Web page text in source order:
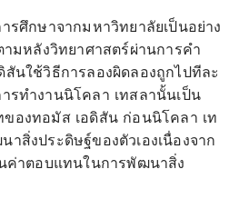
รศึกษาจากมหาวิทยาลัยเป็นอย่าง
ามหลังวิทยาศาสตร์ผ่านการคำ
นใช้วิธีการลองผิดลองถูกไปทีละ
รทำงานนิโคลา เทสลานั้นเป็น
องทอมัส เอดิสัน ก่อนนิโคลา เท
สิ่งประดิษฐ์ของตัวเองเนื่องจาก
ค่าตอบแทนในการพัฒนาสิ่ง